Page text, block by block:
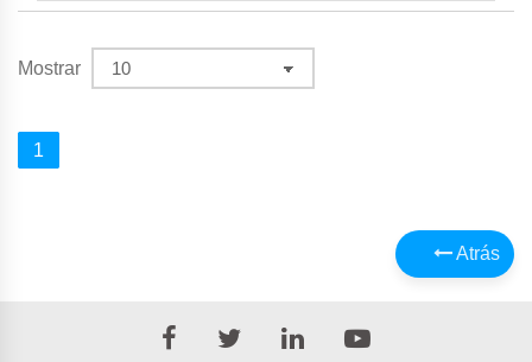
Mostrar
1
Atrás